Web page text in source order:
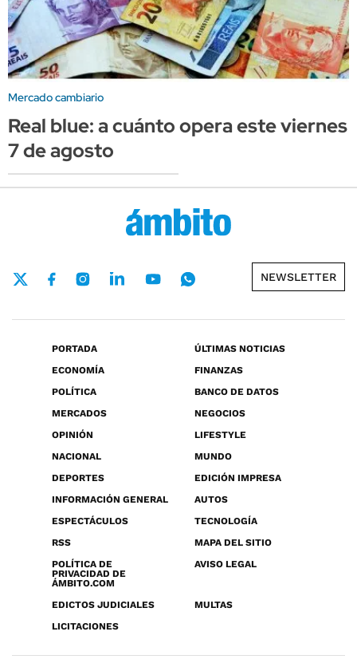
Mercado cambiario
Real blue: a cuánto opera este viernes
7 de agosto
NEWSLETTER
PORTADA
ÚLTIMAS NOTICIAS
ECONOMÍA
FINANZAS
POLÍTICA
BANCO DE DATOS
MERCADOS
NEGOCIOS
OPINIÓN
LIFESTYLE
NACIONAL
MUNDO
DEPORTES
EDICIÓN IMPRESA
INFORMACIÓN GENERAL
AUTOS
ESPECTÁCULOS
TECNOLOGÍA
RSS
MAPA DEL SITIO
POLÍTICA DE
PRIVACIDAD DE
ÁMBITO.COM
AVISO LEGAL
EDICTOS JUDICIALES
MULTAS
LICITACIONES